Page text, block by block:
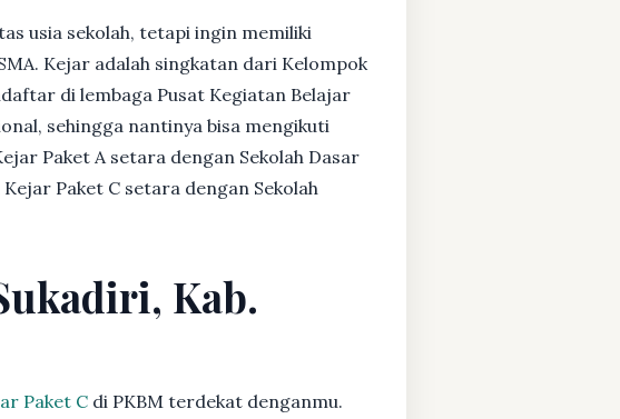
usia sekolah, tetapi ingin memiliki
Kejar adalah singkatan dari Kelompok
di lembaga Pusat Kegiatan Belajar
sehingga nantinya bisa mengikuti
Paket A setara dengan Sekolah Dasar
Paket C setara dengan Sekolah
Kab.
Paket C di PKBM terdekat denganmu.